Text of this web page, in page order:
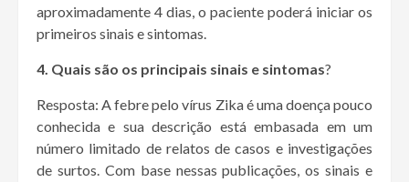
aproximadamente 4 dias, o paciente poderá iniciar os
primeiros sinais e sintomas.
4. Quais são os principais sinais e sintomas?
Resposta: A febre pelo vírus Zika é uma doença pouco
conhecida e sua descrição está embasada em um
número limitado de relatos de casos e investigações
de surtos. Com base nessas publicações, os sinais e